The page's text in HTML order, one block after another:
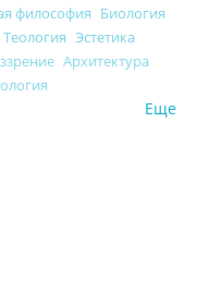
философия Биология
Теология Эстетика
Архитектура
Еще